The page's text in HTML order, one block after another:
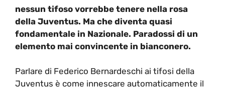
nessun tifoso vorrebbe tenere nella rosa
della Juventus. Ma che diventa quasi
fondamentale in Nazionale. Paradossi di un
elemento mai convincente in bianconero.
Parlare di Federico Bernardeschi ai tifosi della
Juventus è come innescare automaticamente il